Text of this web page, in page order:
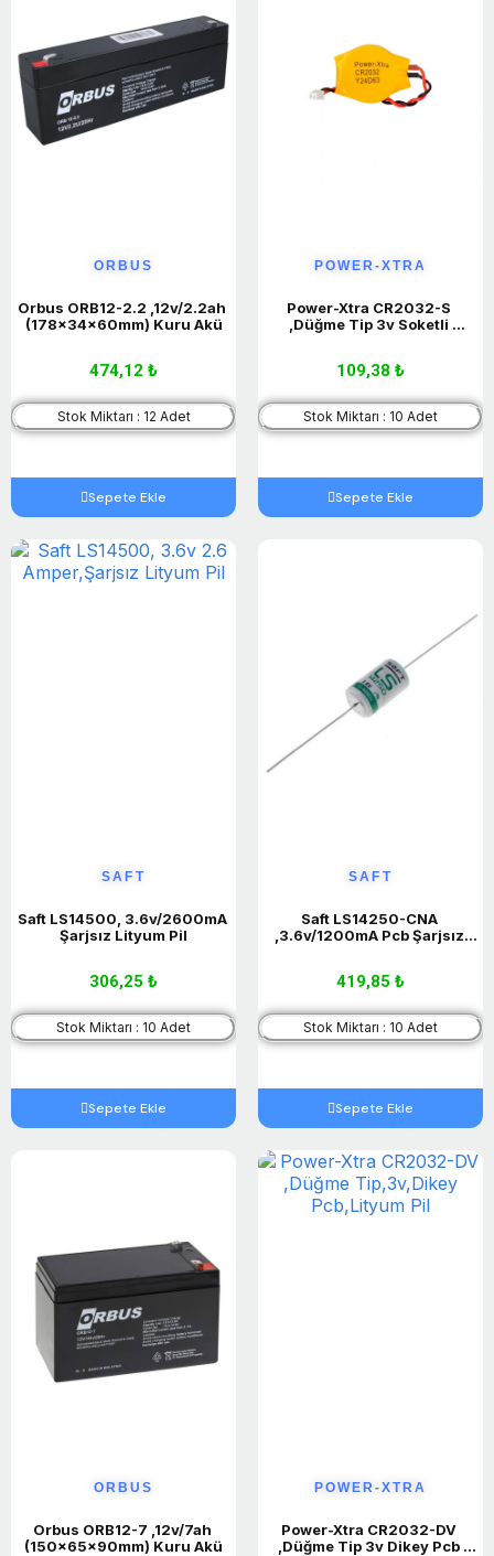
ORBUS
Orbus ORB12-2.2 ,12v/2.2ah
(178x34x60mm) Kuru Akü
474,12 ₺
Stok Miktarı : 12 Adet
Sepete Ekle
POWER-XTRA
Power-Xtra CR2032-S
,Düğme Tip 3v Soketli
109,38 ₺
Stok Miktarı : 10 Adet
Sepete Ekle
SAFT
Saft LS14500, 3.6v/2600mA
Şarjsız Lityum Pil
306,25 ₺
Stok Miktarı : 10 Adet
Sepete Ekle
SAFT
Saft LS14250-CNA
,3.6v/1200mA Pcb Şarjsız
419,85 ₺
Stok Miktarı : 10 Adet
Sepete Ekle
ORBUS
Orbus ORB12-7 ,12v/7ah
(150x65x90mm) Kuru Akü
POWER-XTRA
Power-Xtra CR2032-DV
,Düğme Tip 3v Dikey Pcb